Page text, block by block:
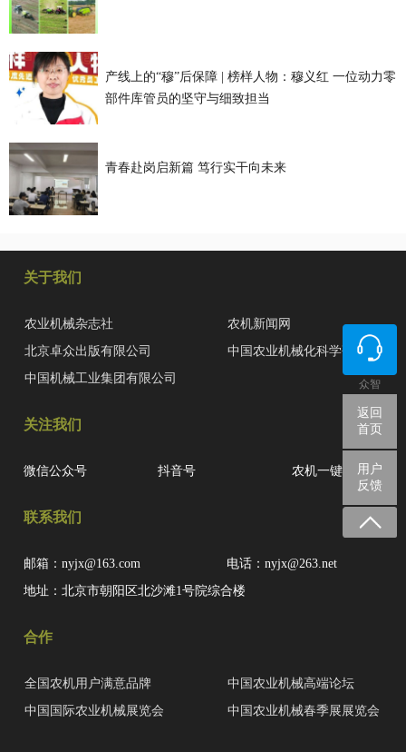
产线上的“穆”后保障 | 榜样人物：穆义红 一位动力零
部件库管员的坚守与细致担当
青春赴岗启新篇 笃行实干向未来
众智
返回
首页
用户
反馈
关于我们
农业机械杂志社
农机新闻网
北京卓众出版有限公司
中国农业机械化科学研究院
中国机械工业集团有限公司
关注我们
微信公众号 抖音号 农机一键查
联系我们
邮箱：nyjx@163.com
电话：nyjx@263.net
地址：北京市朝阳区北沙滩1号院综合楼
合作
全国农机用户满意品牌
中国农业机械高端论坛
中国国际农业机械展览会
中国农业机械春季展展览会